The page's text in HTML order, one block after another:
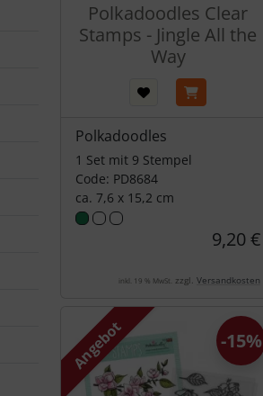
Polkadoodles Clear
Stamps - Jingle All the
Way
Polkadoodles
1 Set mit 9 Stempel
Code: PD8684
ca. 7,6 x 15,2 cm
9,20 €
inkl. 19 % MwSt. zzgl. Versandkosten
Angebot -15%